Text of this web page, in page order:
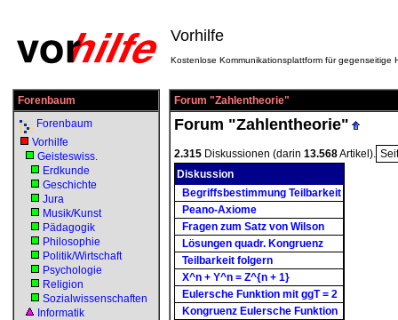
Vorhilfe
Kostenlose Kommunikationsplattform für gegenseitige
Forenbaum
Forenbaum
Vorhilfe
Geisteswiss.
Erdkunde
Geschichte
Jura
Musik/Kunst
Pädagogik
Philosophie
Politik/Wirtschaft
Psychologie
Religion
Sozialwissenschaften
Informatik
Forum "Zahlentheorie"
Forum "Zahlentheorie"
2.315 Diskussionen (darin 13.568Artikel).
Diskussion
Begriffsbestimmung Teilbarkeit
Peano-Axiome
Fragen zum Satz von Wilson
Lösungen quadr. Kongruenz
Teilbarkeit folgern
X^n + Y^n = Z^{n + 1}
Eulersche Funktion mit ggT = 2
Kongruenz Eulersche Funktion